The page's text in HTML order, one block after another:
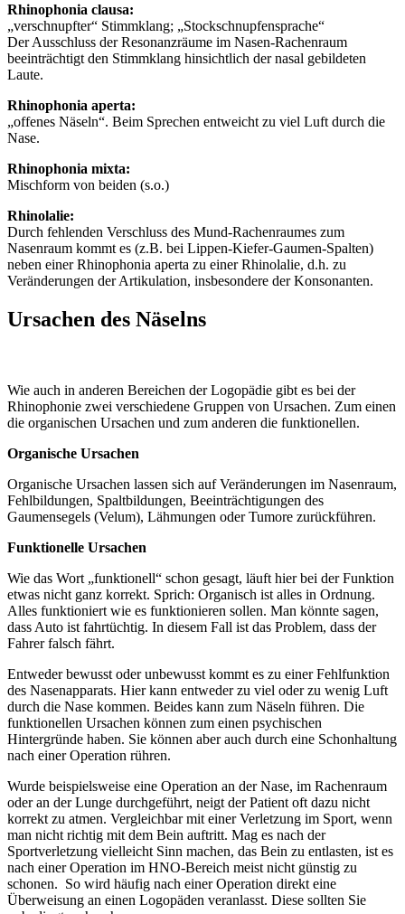
Rhinophonia clausa:
„verschnupfter“ Stimmklang; „Stockschnupfensprache“
Der Ausschluss der Resonanzräume im Nasen-Rachenraum
beeinträchtigt den Stimmklang hinsichtlich der nasal gebildeten
Laute.
Rhinophonia aperta:
„offenes Näseln“. Beim Sprechen entweicht zu viel Luft durch die
Nase.
Rhinophonia mixta:
Mischform von beiden (s.o.)
Rhinolalie:
Durch fehlenden Verschluss des Mund-Rachenraumes zum
Nasenraum kommt es (z.B. bei Lippen-Kiefer-Gaumen-Spalten)
neben einer Rhinophonia aperta zu einer Rhinolalie, d.h. zu
Veränderungen der Artikulation, insbesondere der Konsonanten.
Ursachen des Näselns
Wie auch in anderen Bereichen der Logopädie gibt es bei der
Rhinophonie zwei verschiedene Gruppen von Ursachen. Zum einen
die organischen Ursachen und zum anderen die funktionellen.
Organische Ursachen
Organische Ursachen lassen sich auf Veränderungen im Nasenraum,
Fehlbildungen, Spaltbildungen, Beeinträchtigungen des
Gaumensegels (Velum), Lähmungen oder Tumore zurückführen.
Funktionelle Ursachen
Wie das Wort „funktionell“ schon gesagt, läuft hier bei der Funktion
etwas nicht ganz korrekt. Sprich: Organisch ist alles in Ordnung.
Alles funktioniert wie es funktionieren sollen. Man könnte sagen,
dass Auto ist fahrtüchtig. In diesem Fall ist das Problem, dass der
Fahrer falsch fährt.
Entweder bewusst oder unbewusst kommt es zu einer Fehlfunktion
des Nasenapparats. Hier kann entweder zu viel oder zu wenig Luft
durch die Nase kommen. Beides kann zum Näseln führen. Die
funktionellen Ursachen können zum einen psychischen
Hintergründe haben. Sie können aber auch durch eine Schonhaltung
nach einer Operation rühren.
Wurde beispielsweise eine Operation an der Nase, im Rachenraum
oder an der Lunge durchgeführt, neigt der Patient oft dazu nicht
korrekt zu atmen. Vergleichbar mit einer Verletzung im Sport, wenn
man nicht richtig mit dem Bein auftritt. Mag es nach der
Sportverletzung vielleicht Sinn machen, das Bein zu entlasten, ist es
nach einer Operation im HNO-Bereich meist nicht günstig zu
schonen. So wird häufig nach einer Operation direkt eine
Überweisung an einen Logopäden veranlasst. Diese sollten Sie